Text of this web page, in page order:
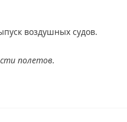
воздушных судов.
полетов.